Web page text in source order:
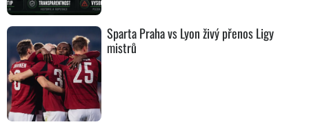
Sparta Praha vs Lyon živý přenos Ligy
mistrů